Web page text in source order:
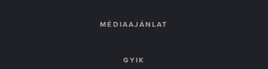
MÉDIAAJÁNLAT
GYIK